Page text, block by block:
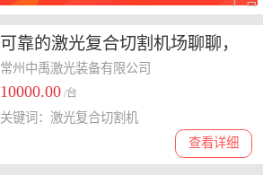
可靠的激光复合切割机场聊聊，
教你如何选择合适的厂家
常州中禹激光装备有限公司
10000.00 /台
查看详细
关键词：激光复合切割机